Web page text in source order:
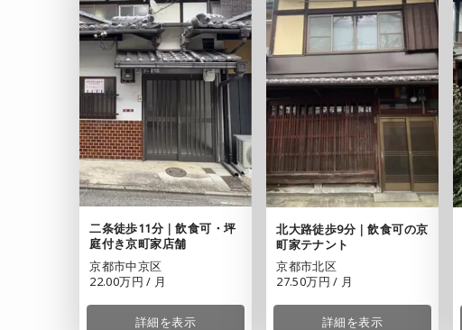
二条徒歩11分｜飲食可・坪
庭付き京町家店舗
京都市中京区
22.00万円 / 月
詳細を表示
北大路徒歩9分｜飲食可の京
町家テナント
京都市北区
27.50万円 / 月
詳細を表示